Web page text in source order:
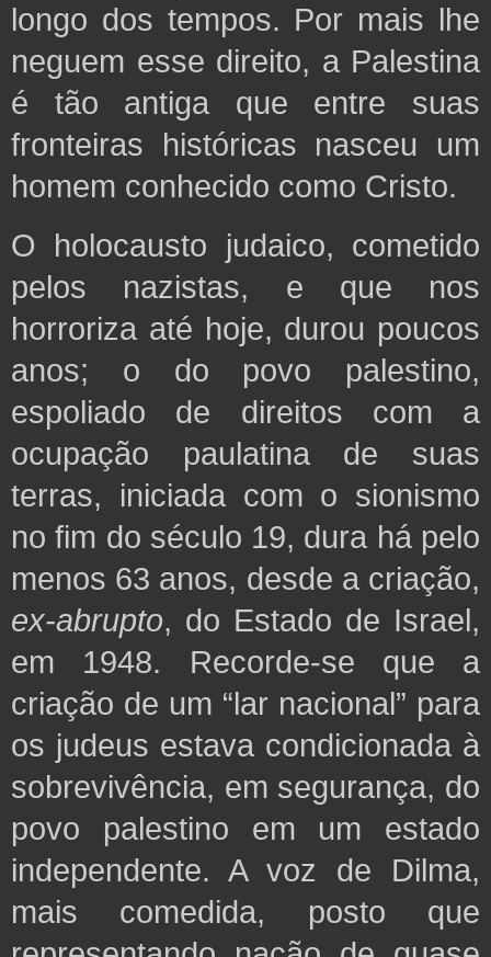
longo dos tempos. Por mais lhe
neguem esse direito, a Palestina
é tão antiga que entre suas
fronteiras históricas nasceu um
homem conhecido como Cristo.
O holocausto judaico, cometido
pelos nazistas, e que nos
horroriza até hoje, durou poucos
anos; o do povo palestino,
espoliado de direitos com a
ocupação paulatina de suas
terras, iniciada com o sionismo
no fim do século 19, dura há pelo
menos 63 anos, desde a criação,
ex-abrupto, do Estado de Israel,
em 1948. Recorde-se que a
criação de um “lar nacional” para
os judeus estava condicionada à
sobrevivência, em segurança, do
povo palestino em um estado
independente. A voz de Dilma,
mais comedida, posto que